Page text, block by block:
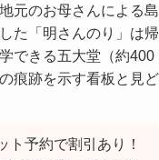
元のお母さんによる島
た「明さんのり」は帰
できる五大堂（約400
痕跡を示す看板と見ど
ト予約で割引あり！